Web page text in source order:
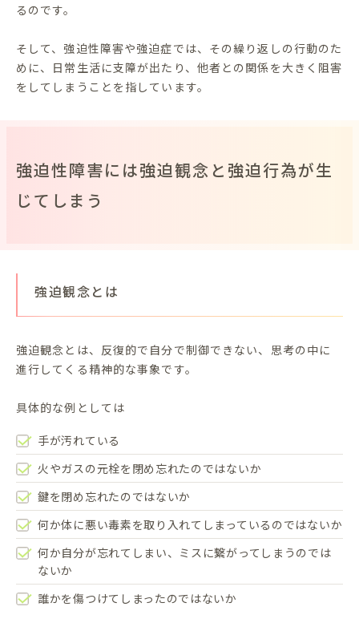
るのです。
そして、強迫性障害や強迫症では、その繰り返しの行動のた
めに、日常生活に支障が出たり、他者との関係を大きく阻害
をしてしまうことを指しています。
強迫性障害には強迫観念と強迫行為が生
じてしまう
強迫観念とは
強迫観念とは、反復的で自分で制御できない、思考の中に
進行してくる精神的な事象です。
具体的な例としては
手が汚れている
火やガスの元栓を閉め忘れたのではないか
鍵を閉め忘れたのではないか
何か体に悪い毒素を取り入れてしまっているのではないか
何か自分が忘れてしまい、ミスに繋がってしまうのでは
ないか
誰かを傷つけてしまったのではないか